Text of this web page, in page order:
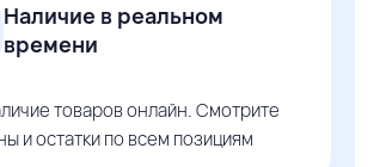
Наличие в реальном
времени
товаров онлайн. Смотрите
и остатки по всем позициям